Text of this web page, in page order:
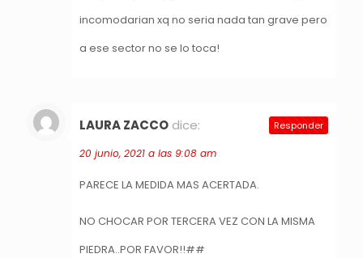
incomodarian xq no seria nada tan grave pero
a ese sector no se lo toca!
LAURA ZACCO dice:
20 junio, 2021 a las 9:08 am
PARECE LA MEDIDA MAS ACERTADA.
NO CHOCAR POR TERCERA VEZ CON LA MISMA
PIEDRA..POR FAVOR!!##
Responder